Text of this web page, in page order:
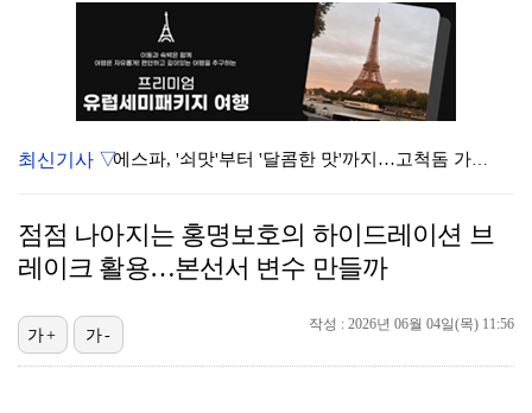
에스파, '쇠맛'부터 '달콤한 맛'까지…고척돔 가득 채…
블랙핑크, 10주년 행사 논란에 사과 "커뮤니케이션 문…
'리그 2연패 정조준' 아스널, 뉴캐슬서 기마랑이스 영…
최신기사 ▽
점점 나아지는 홍명보호의 하이드레이션 브
레이크 활용…본선서 변수 만들까
작성 : 2026년 06월 04일(목) 11:56
가+ 가-